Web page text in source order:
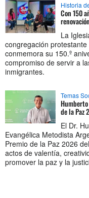
Historia
Con 150
renovación
La
congregación
conmemora su 150.º
compromiso de servir a
inmigrantes.
Temas
de la Paz
El Dr.
Evangélica Metodista
Premio de la Paz 2026
actos de valentía,
promover la paz y la